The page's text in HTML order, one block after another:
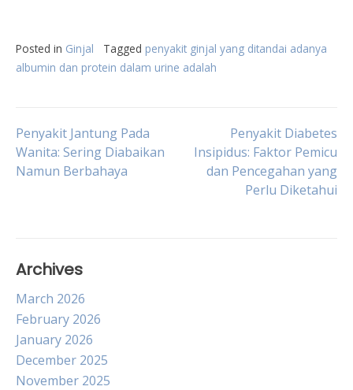
Posted in Ginjal Tagged penyakit ginjal yang ditandai adanya
albumin dan protein dalam urine adalah
Post
navigation
Penyakit Jantung Pada
Wanita: Sering Diabaikan
Namun Berbahaya
Penyakit Diabetes
Insipidus: Faktor Pemicu
dan Pencegahan yang
Perlu Diketahui
Archives
March 2026
February 2026
January 2026
December 2025
November 2025